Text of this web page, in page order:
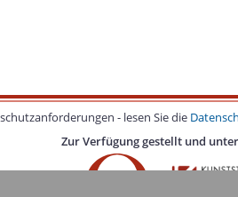
- lesen Sie die
Zur Verfügung gestellt und